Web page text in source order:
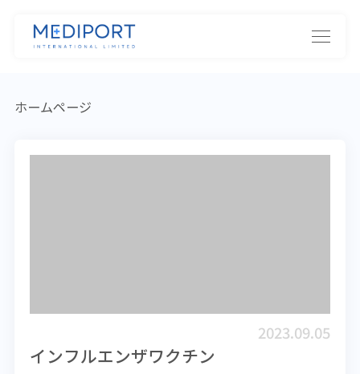
ホームページ
インフルエンザワクチン
2023.09.05